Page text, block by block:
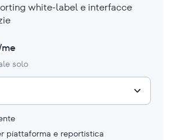
white-label e interfacce
solo
piattaforma e reportistica